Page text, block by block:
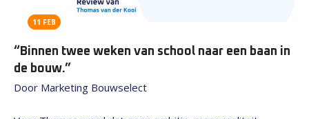
11 FEB
“Binnen twee weken van school naar een baan in
de bouw.”
Door Marketing Bouwselect